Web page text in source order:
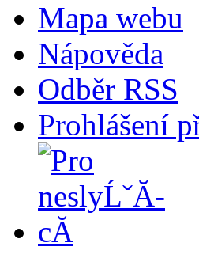
Mapa webu
Nápověda
Odběr RSS
Prohlášení